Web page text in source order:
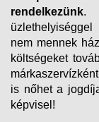
rendelkezünk.
nem mennek
költségeket
is nőhet a
képvisel!